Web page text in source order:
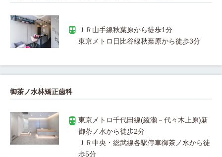
御茶ノ水林矯正歯科
東京メトロ千代田線(綾瀬－代々木上原)新
ＪＲ中央・総武線各駅停車御茶ノ水から徒